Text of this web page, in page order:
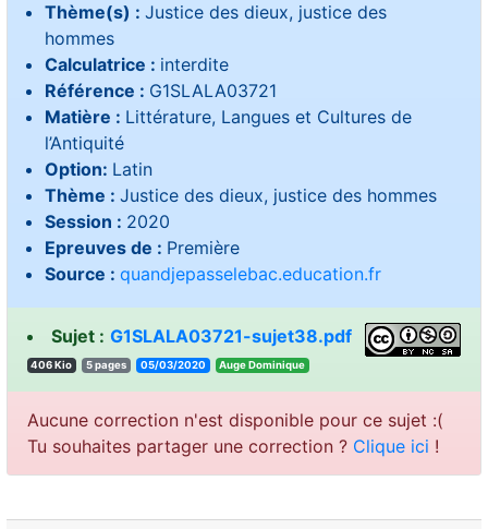
Thème(s) : Justice des dieux, justice des
hommes
Calculatrice : interdite
Référence : G1SLALA03721
Matière : Littérature, Langues et Cultures de
l’Antiquité
Option: Latin
Thème : Justice des dieux, justice des hommes
Session : 2020
Epreuves de : Première
Source : quandjepasselebac.education.fr
Sujet : G1SLALA03721-sujet38.pdf
406 Kio 5 pages 05/03/2020 euqinimoD eguA
Aucune correction n'est disponible pour ce sujet :(
Tu souhaites partager une correction ? Clique ici !